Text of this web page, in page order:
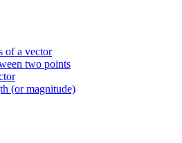
of a vector
two points
(or magnitude)